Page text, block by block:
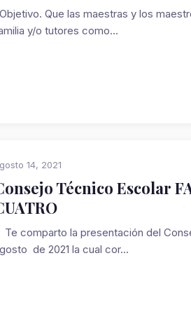
Objetivo. Que las maestras y los
y/o tutores como...
14, 2021
Técnico Escolar
Te comparto la presentación del
de 2021 la cual cor...